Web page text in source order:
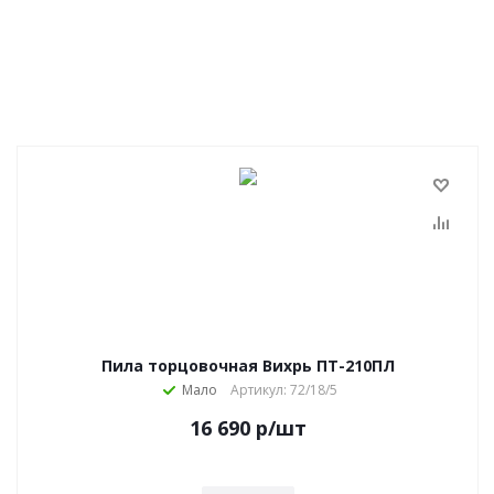
Пила торцовочная Вихрь ПТ-210ПЛ
Мало Артикул: 72/18/5
16 690 р/шт